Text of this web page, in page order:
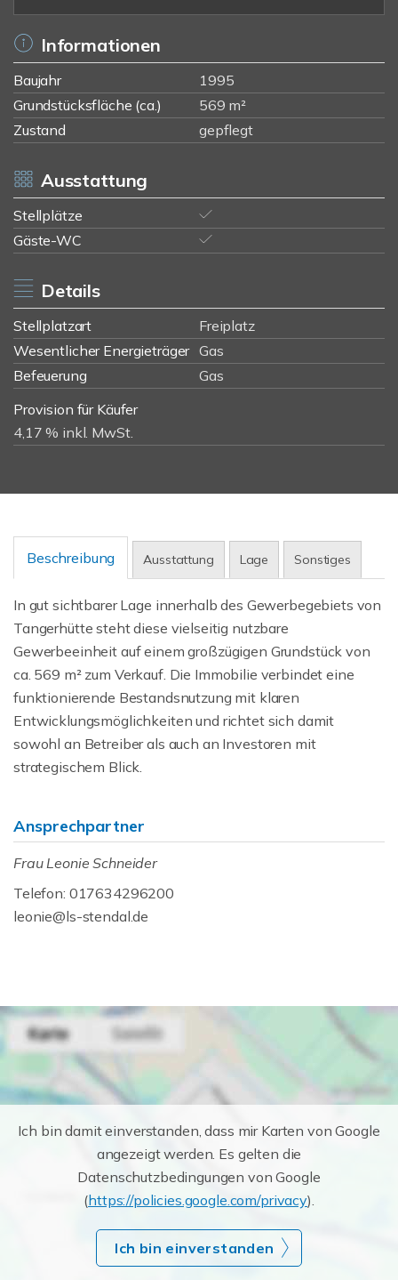
Informationen
Baujahr
1995
Grundstücksfläche (ca.)
569 m²
Zustand
gepflegt
Ausstattung
Stellplätze
Gäste-WC
Details
Stellplatzart
Freiplatz
Wesentlicher Energieträger Gas
Befeuerung
Gas
Provision für Käufer
4,17 % inkl. MwSt.
Beschreibung Ausstattung Lage Sonstiges
In gut sichtbarer Lage innerhalb des Gewerbegebiets von
Tangerhütte steht diese vielseitig nutzbare
Gewerbeeinheit auf einem großzügigen Grundstück von
ca. 569 m² zum Verkauf. Die Immobilie verbindet eine
funktionierende Bestandsnutzung mit klaren
Entwicklungsmöglichkeiten und richtet sich damit
sowohl an Betreiber als auch an Investoren mit
strategischem Blick.
Ansprechpartner
Frau Leonie Schneider
Telefon: 017634296200
leonie@ls-stendal.de
Ich bin damit einverstanden, dass mir Karten von Google
angezeigt werden. Es gelten die
Datenschutzbedingungen von Google
(https://policies.google.com/privacy).
Ich bin einverstanden